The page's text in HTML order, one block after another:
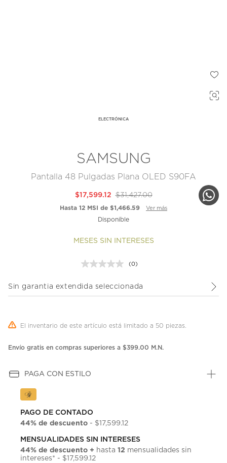
ELECTRÓNICA
SAMSUNG
Pantalla 48 Pulgadas Plana OLED S90FA
$31,427.00
$17,599.12
Hasta 12 MSI de $1,466.59 Ver más
Disponible
MESES SIN INTERESES
Sin
Enlace
(0)
Sin garantia extendida seleccionada
El inventario de este artículo está limitado a 50 piezas.
Envío gratis en compras superiores a $399.00 M.N.
PAGA CON ESTILO
PAGO DE CONTADO
44% de descuento - $17,599.12
MENSUALIDADES SIN INTERESES
44% de descuento + hasta 12 mensualidades sin
intereses* - $17,599.12